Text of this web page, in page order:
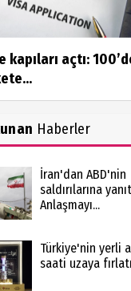
kapıları açtı:
Haberler
İran'dan ABD'nin
saldırılarına
Anlaşmayı...
Türkiye'nin yerli
saati uzaya